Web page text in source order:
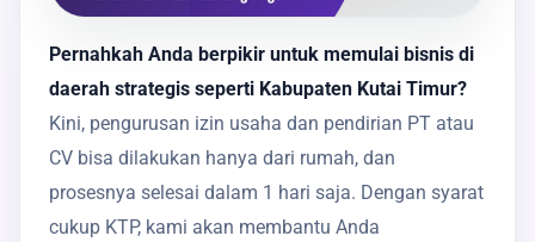
Pernahkah Anda berpikir untuk memulai bisnis di
daerah strategis seperti Kabupaten Kutai Timur?
Kini, pengurusan izin usaha dan pendirian PT atau
CV bisa dilakukan hanya dari rumah, dan
prosesnya selesai dalam 1 hari saja. Dengan syarat
cukup KTP, kami akan membantu Anda